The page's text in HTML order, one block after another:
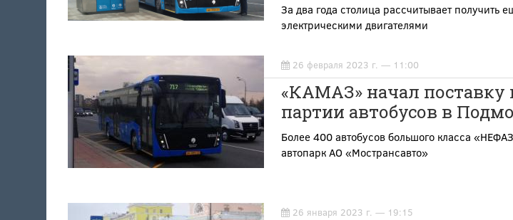
За два года столица рассчитывает получить
электрическими двигателями
26 февраля 2023 г. — 11:00
«КАМАЗ» начал поставку
партии автобусов в
Более 400 автобусов большого класса
автопарк АО «Мострансавто»
26 января 2023 г. — 19:15